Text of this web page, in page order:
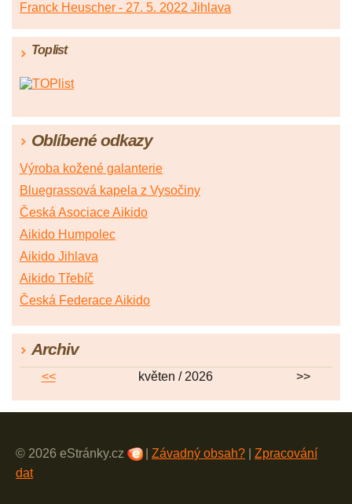
Franck Heuscher - 27. 5. 2022 Jihlava
Toplist
Oblíbené odkazy
Výroba kožené galanterie
Bluegrassová kapela z Vysočiny
Česká Asociace Aikido
Aikido Humpolec
Aikido Jihlava
Aikido Třebíč
Česká Federace Aikido
Archiv
<< květen / 2026 >>
© 2026 eStránky.cz Závadný obsah?
Zpracování
dat